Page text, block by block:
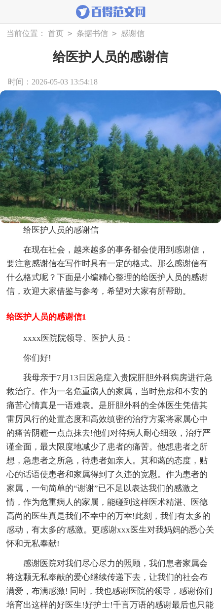
当前位置： 首页 > 条据书信 > 感谢信
给医护人员的感谢信
时间：2026-05-03 13:54:18
给医护人员的感谢信
在现在社会，越来越多的事务都会使用到感谢信，
要注意感谢信在写作时具有一定的格式。那么感谢信有
什么格式呢？下面是小编精心整理的给医护人员的感谢
信，欢迎大家借鉴与参考，希望对大家有所帮助。
给医护人员的感谢信1
xxxx医院院领导、医护人员：
你们好!
我母亲于7月13日因急症入贵院肝胆外科病房进行急
救治疗。作为一名危重病人的家属，当时焦虑和不安的
痛苦心情真是一语难表。是肝胆外科的全体医生凭借其
雷厉风行的处置态度和高效缜密的治疗方案将家属心中
的痛苦阴霾一点点抹去!他们对待病人耐心细致，治疗严
谨全面，最大限度地减少了患者的痛苦。他想患者之所
想，急患者之所急，待患者如亲人。其和蔼的态度，贴
心的话语使患者和家属得到了久违的宽慰。作为患者的
家属，一句简单的“谢谢”已不足以表达我们的感激之
情，作为危重病人的家属，能碰到这样医术精湛、医德
高尚的医生真是我们不幸中的万幸!此刻，我们有太多的
感动，有太多的'感激。更感谢xxx医生对我妈妈的悉心关
怀和无私奉献!
感谢医院对我们尽心尽力的照顾，我们患者家属会
将这颗无私奉献的爱心继续传递下去，让我们的社会布
满爱，布满感激! 同时，我也感谢医院的领导，感谢你们
培育出这样的好医生!好护士!千言万语的感谢最后也只能